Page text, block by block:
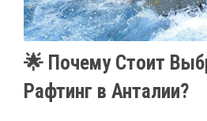
🌟 Почему Стоит
Рафтинг в Анталии?